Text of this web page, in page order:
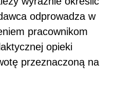
odprowadza w
pracownikom
opieki
przeznaczoną na